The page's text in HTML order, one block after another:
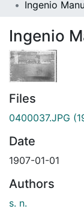
Ingenio
Files
0400037.JPG
Date
1907-01-01
Authors
s. n.